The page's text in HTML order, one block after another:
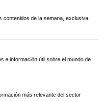
contenidos de la semana, exclusiva
e información útil sobre el mundo de
más relevante del sector